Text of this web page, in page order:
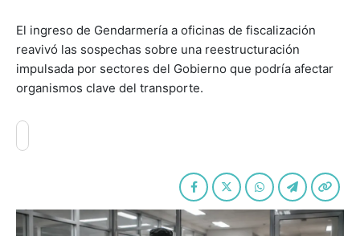
El ingreso de Gendarmería a oficinas de fiscalización
reavivó las sospechas sobre una reestructuración
impulsada por sectores del Gobierno que podría afectar
organismos clave del transporte.